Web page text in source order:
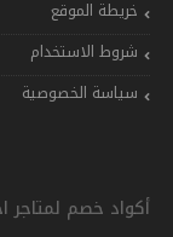
خريطة الموقع
شروط الاستخدام
سياسة الخصوصية
أكواد خصم لمتاجر